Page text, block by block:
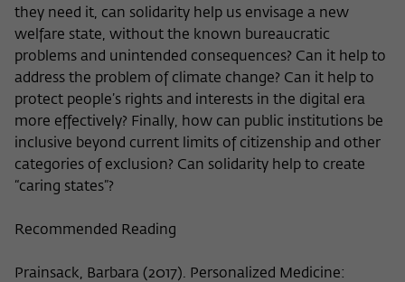
they need it, can solidarity help us envisage a new
welfare state, without the known bureaucratic
problems and unintended consequences? Can it help to
address the problem of climate change? Can it help to
protect people’s rights and interests in the digital era
more effectively? Finally, how can public institutions be
inclusive beyond current limits of citizenship and other
categories of exclusion? Can solidarity help to create
“caring states”?
Recommended Reading
Prainsack, Barbara (2017). Personalized Medicine: